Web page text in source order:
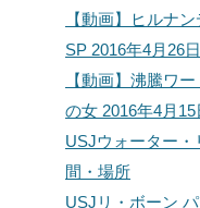
【動画】ヒルナ
SP 2016年4月26日
【動画】沸騰ワ
の女 2016年4月15
USJウォーター
間・場所
USJリ・ボーン